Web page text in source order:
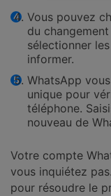
Vous pouvez
du
sélectionner
informer.
WhatsApp
unique pour
téléphone.
nouveau de
Votre compte
vous inquiétez
pour résoudre le